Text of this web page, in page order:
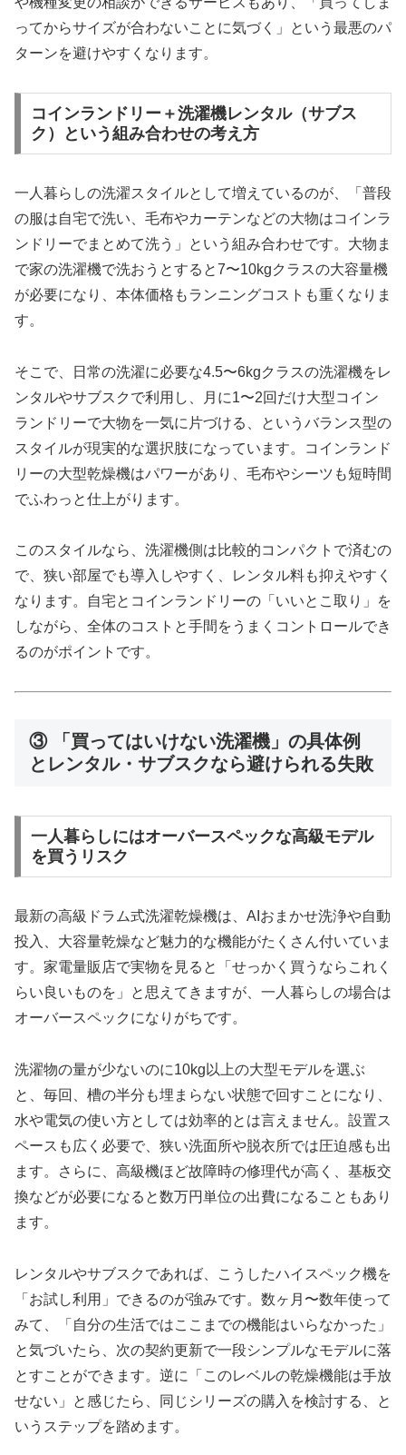
ってからサイズが合わないことに気づく」という最悪のパ
ターンを避けやすくなります。
コインランドリー＋洗濯機レンタル（サブス
ク）という組み合わせの考え方
一人暮らしの洗濯スタイルとして増えているのが、「普段
の服は自宅で洗い、毛布やカーテンなどの大物はコインラ
ンドリーでまとめて洗う」という組み合わせです。大物ま
で家の洗濯機で洗おうとすると7〜10kgクラスの大容量機
が必要になり、本体価格もランニングコストも重くなりま
す。
そこで、日常の洗濯に必要な4.5〜6kgクラスの洗濯機をレ
ンタルやサブスクで利用し、月に1〜2回だけ大型コイン
ランドリーで大物を一気に片づける、というバランス型の
スタイルが現実的な選択肢になっています。コインランド
リーの大型乾燥機はパワーがあり、毛布やシーツも短時間
でふわっと仕上がります。
このスタイルなら、洗濯機側は比較的コンパクトで済むの
で、狭い部屋でも導入しやすく、レンタル料も抑えやすく
なります。自宅とコインランドリーの「いいとこ取り」を
しながら、全体のコストと手間をうまくコントロールでき
るのがポイントです。
③ 「買ってはいけない洗濯機」の具体例
とレンタル・サブスクなら避けられる失敗
一人暮らしにはオーバースペックな高級モデル
を買うリスク
最新の高級ドラム式洗濯乾燥機は、AIおまかせ洗浄や自動
投入、大容量乾燥など魅力的な機能がたくさん付いていま
す。家電量販店で実物を見ると「せっかく買うならこれく
らい良いものを」と思えてきますが、一人暮らしの場合は
オーバースペックになりがちです。
洗濯物の量が少ないのに10kg以上の大型モデルを選ぶ
と、毎回、槽の半分も埋まらない状態で回すことになり、
水や電気の使い方としては効率的とは言えません。設置ス
ペースも広く必要で、狭い洗面所や脱衣所では圧迫感も出
ます。さらに、高級機ほど故障時の修理代が高く、基板交
換などが必要になると数万円単位の出費になることもあり
ます。
レンタルやサブスクであれば、こうしたハイスペック機を
「お試し利用」できるのが強みです。数ヶ月〜数年使って
みて、「自分の生活ではここまでの機能はいらなかった」
と気づいたら、次の契約更新で一段シンプルなモデルに落
とすことができます。逆に「このレベルの乾燥機能は手放
せない」と感じたら、同じシリーズの購入を検討する、と
いうステップを踏めます。